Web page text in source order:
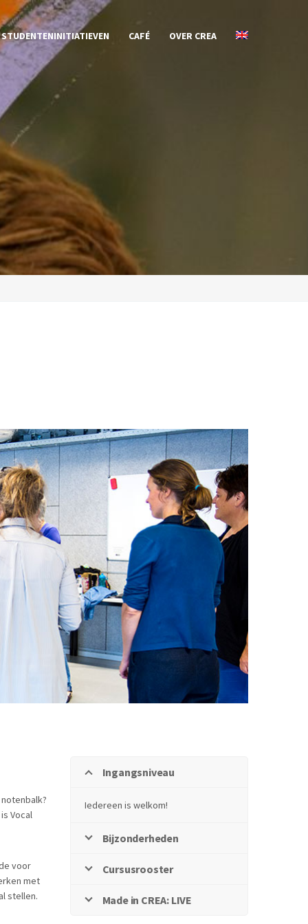
STUDENTENINITIATIEVEN CAFÉ OVER CREA
Vocal
voor
met
stellen.
Ingangsniveau
Iedereen is welkom!
Bijzonderheden
Cursusrooster
Made in CREA: LIVE